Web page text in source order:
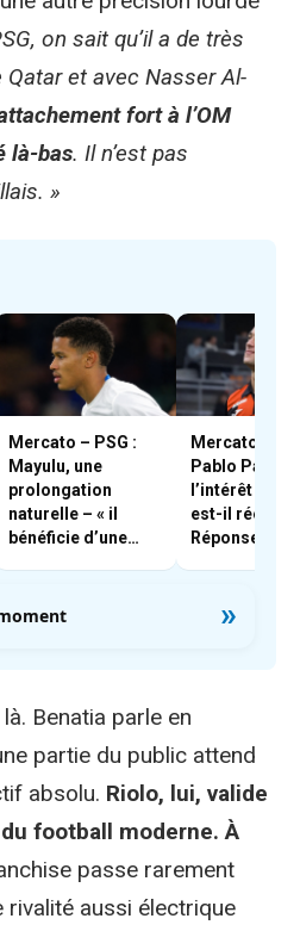
on sait qu’il a de très
et avec Nasser Al-
fort à l’OM
là-bas. Il n’est pas
»
Mercato – PSG :
Mayulu, une
prolongation
naturelle – « il
bénéficie d’une
Mercato –
Pablo Pagis,
l’intérêt du
est-il réel ?
Réponse
»
Benatia parle en
partie du public attend
absolu. Riolo, lui, valide
football moderne. À
passe rarement
rivalité aussi électrique